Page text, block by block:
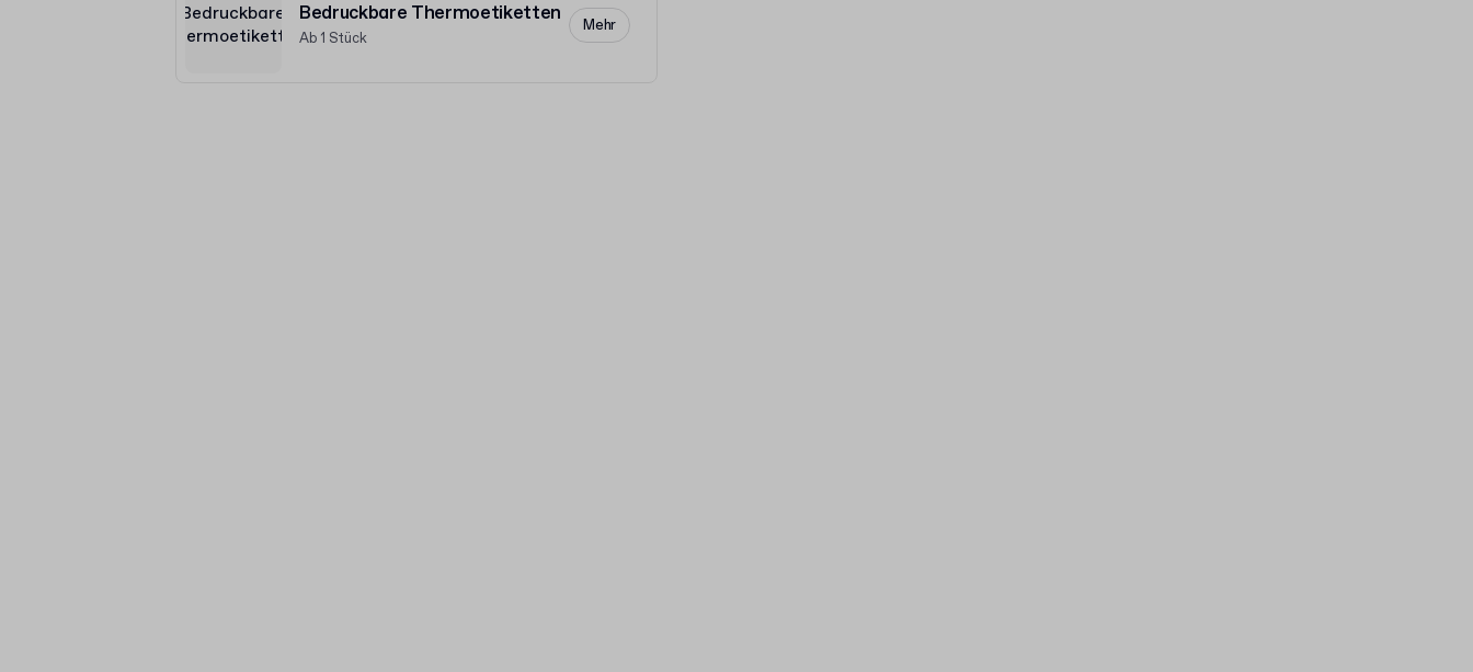
Bedruckbare Thermoetiketten
Ab 1 Stück
Mehr